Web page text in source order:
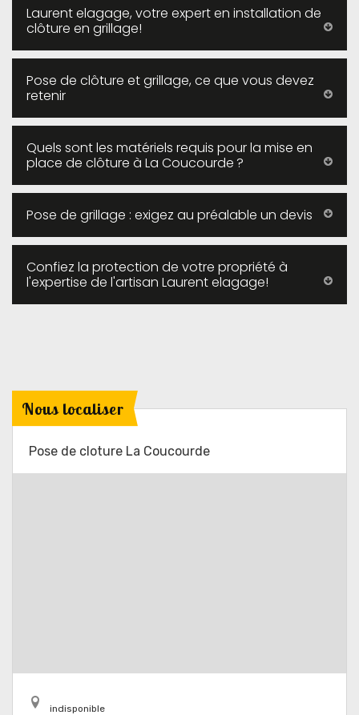
Laurent elagage, votre expert en installation de
clôture en grillage!
Pose de clôture et grillage, ce que vous devez
retenir
Quels sont les matériels requis pour la mise en
place de clôture à La Coucourde ?
Pose de grillage : exigez au préalable un devis
Confiez la protection de votre propriété à
l'expertise de l'artisan Laurent elagage!
Nous localiser
Pose de cloture La Coucourde
indisponible